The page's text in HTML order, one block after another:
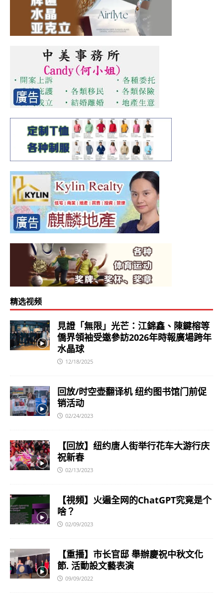
精选视频
見證「無限」光芒：江錦鑫、陳鍵榕等
僑界領袖受邀參訪2026年時報廣場跨年
水晶球
12/18/2025
回放/时空壶翻译机 纽约图书馆门前促
销活动
02/24/2023
【回放】纽约唐人街举行花车大游行庆
祝新春
02/13/2023
【視頻】火遍全网的ChatGPT究竟是个
啥？
02/09/2023
【重播】市长官邸 舉辦慶祝中秋文化
節. 活動設文藝表演
09/09/2022